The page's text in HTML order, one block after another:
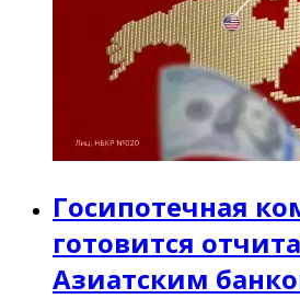
Госипотечная
готовится
Азиатским